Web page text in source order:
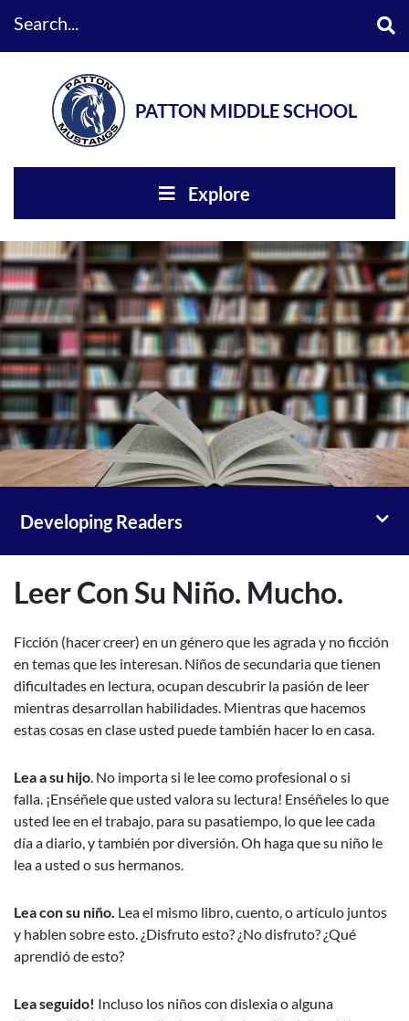
PATTON MIDDLE SCHOOL
Explore
Developing Readers
Leer Con Su Niño. Mucho.
Ficción (hacer creer) en un género que les agrada y no ficción
en temasque les interesan. Niños de secundaria que tienen
dificultades en lectura, ocupan descubrir la pasión de leer
mientras desarrollan habilidades. Mientras que hacemos
estas cosas en clase usted puedetambién hacer lo en casa.
Lea a su hijo . No importa si le lee como profesional o si
falla. ¡Enséñele que usted valora su lectura! Enséñeles lo que
usted lee en el trabajo, para su pasatiempo, lo que lee cada
día a diario, y también pordiversión. Oh haga que su niño le
lea a usted o sus hermanos.
Lea con su niño. Lea el mismo libro, cuento, o artículo juntos
y hablen sobre esto. ¿Disfruto esto? ¿No disfruto? ¿Qué
aprendió de esto?
Lea seguido! Incluso los niños con dislexia o alguna